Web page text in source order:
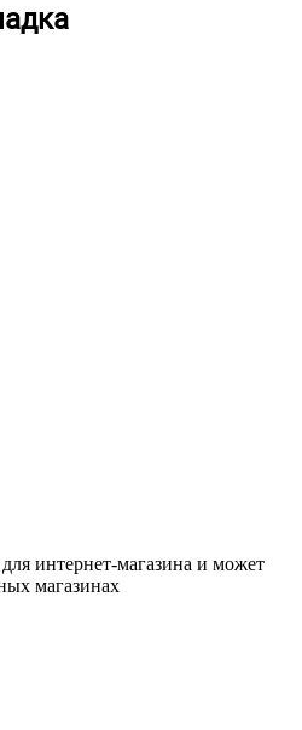
интернет-магазина и может
магазинах